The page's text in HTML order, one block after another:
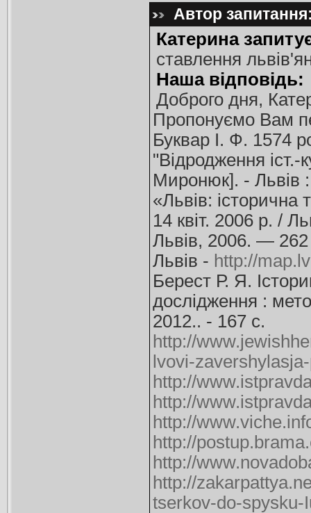
Автор
Катерина
ставлення
Наша відповідь:
Доброго дня,
Пропонуємо Вам
Буквар І. Ф. 1574
"Відродження
Миронюк]. - Львів
«Львів:
14 квіт. 2006 р. /
Львів, 2006. — 262
Львів - http://
Берест Р. Я.
дослідження :
2012.. - 167 с.
http://
lvovi-
http://
http://
http://
http://
http://
http://
tserkov-do-spysku-